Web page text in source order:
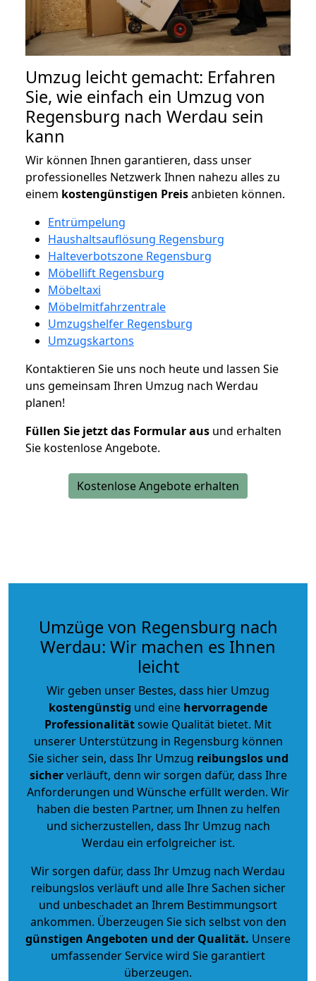
Umzug leicht gemacht: Erfahren
Sie, wie einfach ein Umzug von
Regensburg nach Werdau sein
kann
Wir können Ihnen garantieren, dass unser
professionelles Netzwerk Ihnen nahezu alles zu
einem kostengünstigen Preisanbieten können.
Entrümpelung
Haushaltsauflösung Regensburg
Halteverbotszone Regensburg
Möbellift Regensburg
Möbeltaxi
Möbelmitfahrzentrale
Umzugshelfer Regensburg
Umzugskartons
Kontaktieren Sie uns noch heute und lassen Sie
uns gemeinsam Ihren Umzug nach Werdau
planen!
Füllen Sie jetzt das Formular aus und erhalten
Sie kostenlose Angebote.
Kostenlose Angebote erhalten
Umzüge von Regensburg nach
Werdau: Wir machen es Ihnen
leicht
Wir geben unser Bestes, dass hier Umzug
kostengünstig und eine hervorragende
Professionalitätsowie Qualität bietet. Mit
unserer Unterstützung in Regensburg können
Sie sicher sein, dass Ihr Umzug reibungslos und
sicherverläuft, denn wir sorgen dafür, dass Ihre
Anforderungen und Wünsche erfüllt werden. Wir
haben die besten Partner, um Ihnen zu helfen
und sicherzustellen, dass Ihr Umzug nach
Werdau ein erfolgreicher ist.
Wir sorgen dafür, dass Ihr Umzug nach Werdau
reibungslos verläuft und alle Ihre Sachen sicher
und unbeschadet an Ihrem Bestimmungsort
ankommen. Überzeugen Sie sich selbst von den
günstigen Angeboten und der Qualität. Unsere
umfassender Service wird Sie garantiert
überzeugen.